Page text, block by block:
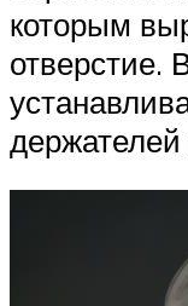
которым
отверстие.